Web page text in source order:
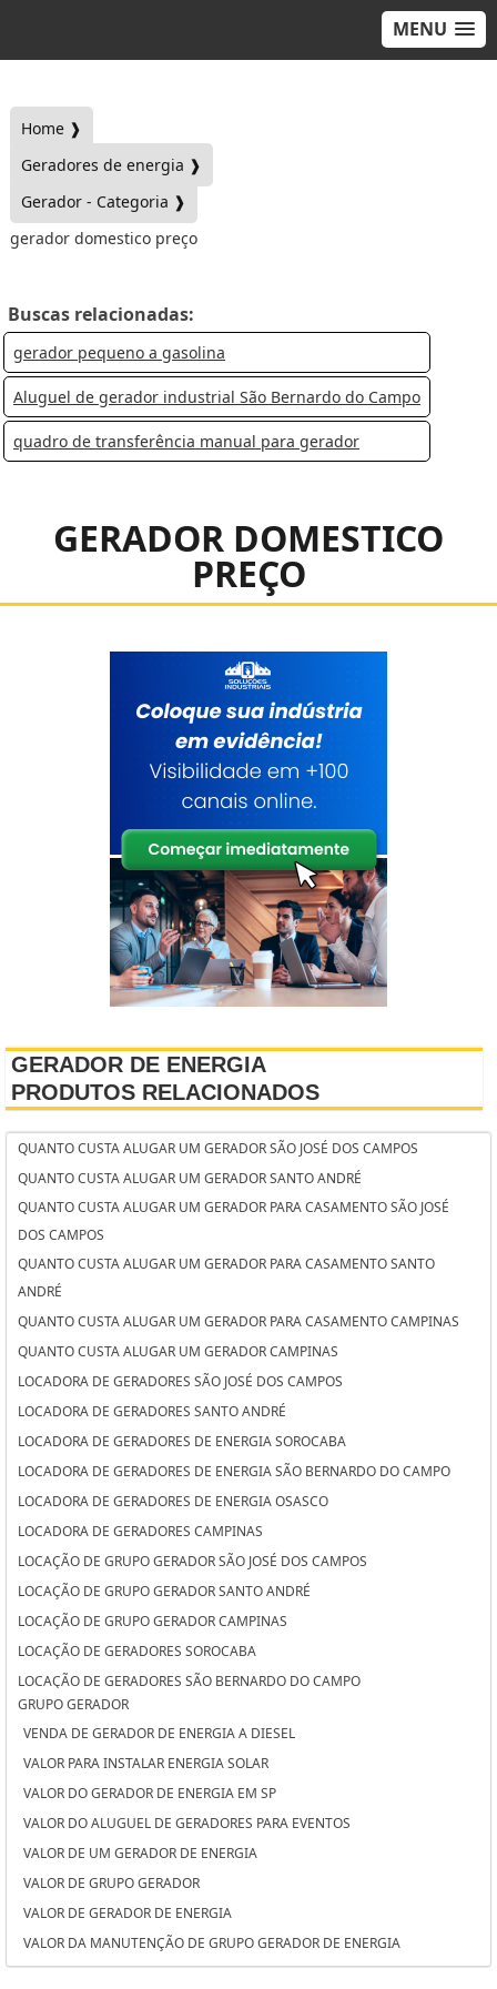
MENU
Home ❱
Geradores de energia ❱
Gerador - Categoria ❱
gerador domestico preço
Buscas relacionadas:
gerador pequeno a gasolina
Aluguel de gerador industrial São Bernardo do Campo
quadro de transferência manual para gerador
GERADOR DOMESTICO
PREÇO
GERADOR DE ENERGIA
PRODUTOS RELACIONADOS
QUANTO CUSTA ALUGAR UM GERADOR SÃO JOSÉ DOS CAMPOS
QUANTO CUSTA ALUGAR UM GERADOR SANTO ANDRÉ
QUANTO CUSTA ALUGAR UM GERADOR PARA CASAMENTO SÃO JOSÉ
DOS CAMPOS
QUANTO CUSTA ALUGAR UM GERADOR PARA CASAMENTO SANTO
ANDRÉ
QUANTO CUSTA ALUGAR UM GERADOR PARA CASAMENTO CAMPINAS
QUANTO CUSTA ALUGAR UM GERADOR CAMPINAS
LOCADORA DE GERADORES SÃO JOSÉ DOS CAMPOS
LOCADORA DE GERADORES SANTO ANDRÉ
LOCADORA DE GERADORES DE ENERGIA SOROCABA
LOCADORA DE GERADORES DE ENERGIA SÃO BERNARDO DO CAMPO
LOCADORA DE GERADORES DE ENERGIA OSASCO
LOCADORA DE GERADORES CAMPINAS
LOCAÇÃO DE GRUPO GERADOR SÃO JOSÉ DOS CAMPOS
LOCAÇÃO DE GRUPO GERADOR SANTO ANDRÉ
LOCAÇÃO DE GRUPO GERADOR CAMPINAS
LOCAÇÃO DE GERADORES SOROCABA
LOCAÇÃO DE GERADORES SÃO BERNARDO DO CAMPO
LOCAÇÃO DE GERADORES PARA CASAMENTO SOROCABA
LOCAÇÃO DE GERADORES PARA CASAMENTO SÃO BERNARDO DO
CAMPO
LOCAÇÃO DE GERADORES PARA CASAMENTO OSASCO
LOCAÇÃO DE GERADORES OSASCO
LOCAÇÃO DE GERADORES DE ENERGIA SÃO JOSÉ DOS CAMPOS
LOCAÇÃO DE GERADORES DE ENERGIA SANTO ANDRÉ
LOCAÇÃO DE GERADORES DE ENERGIA A DIESEL SOROCABA
LOCAÇÃO DE GERADORES DE ENERGIA A DIESEL SÃO BERNARDO DO
GRUPO GERADOR
VENDA DE GERADOR DE ENERGIA A DIESEL
VALOR PARA INSTALAR ENERGIA SOLAR
VALOR DO GERADOR DE ENERGIA EM SP
VALOR DO ALUGUEL DE GERADORES PARA EVENTOS
VALOR DE UM GERADOR DE ENERGIA
VALOR DE GRUPO GERADOR
VALOR DE GERADOR DE ENERGIA
VALOR DA MANUTENÇÃO DE GRUPO GERADOR DE ENERGIA
VALOR ALUGUEL GERADOR